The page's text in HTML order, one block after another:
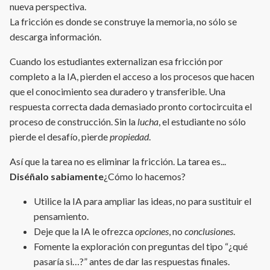
nueva perspectiva.
La fricción es donde se construye la memoria, no sólo se
descarga información.
Cuando los estudiantes externalizan esa fricción por
completo a la IA, pierden el acceso a los procesos que hacen
que el conocimiento sea duradero y transferible. Una
respuesta correcta dada demasiado pronto cortocircuita el
proceso de construcción. Sin la lucha, el estudiante no sólo
pierde el desafío, pierdepropiedad.
Así que la tarea no es eliminar la fricción. La tarea es...
Diséñalo sabiamente¿Cómo lo hacemos?
Utilice la IA para ampliar las ideas, no para sustituir el
pensamiento.
Deje que la IA le ofrezcaopciones, no conclusiones.
Fomente la exploración con preguntas del tipo “¿qué
pasaría si…?” antes de dar las respuestas finales.